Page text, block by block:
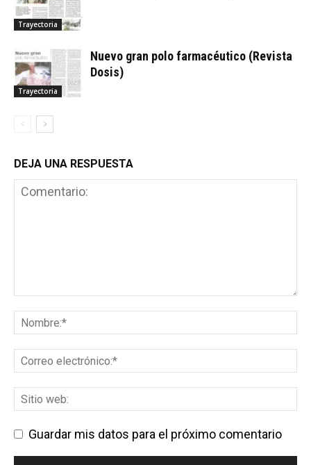
Trayectoria
Trayectoria
Nuevo gran polo farmacéutico (Revista
Dosis)
DEJA UNA RESPUESTA
Guardar mis datos para el próximo comentario